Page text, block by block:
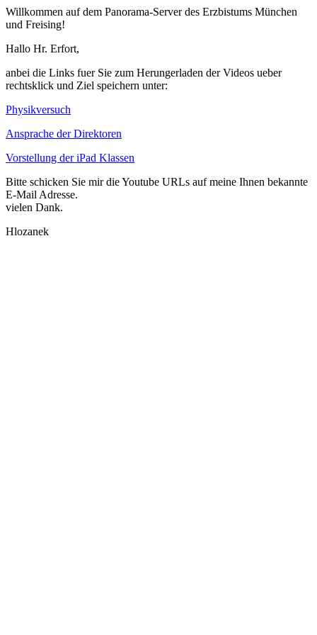
Willkommen auf dem Panorama-Server des Erzbistums München
und Freising!
Hallo Hr. Erfort,
anbei die Links fuer Sie zum Herungerladen der Videos ueber
rechtsklick und Ziel speichern unter:
Physikversuch
Ansprache der Direktoren
Vorstellung der iPad Klassen
Bitte schicken Sie mir die Youtube URLs auf meine Ihnen bekannte
E-Mail Adresse.
vielen Dank.
Hlozanek